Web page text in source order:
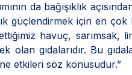
da bağışıklık
güçlendirmek için en
havuç, sarımsak,
olan gıdalarıdır. Bu
etkileri söz konusudur.”